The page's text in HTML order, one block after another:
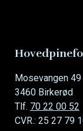
Mosevangen 49
3460 Birkerød
Tlf. 70 22 00 52
CVR.: 25 27 79